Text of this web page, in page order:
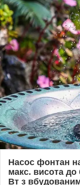
Насос фонтан
макс. висота
Вт з